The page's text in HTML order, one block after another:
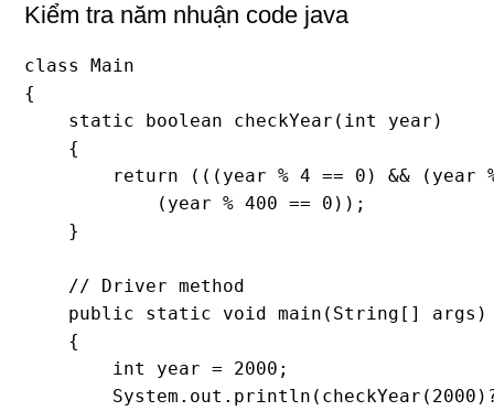
Kiểm tra năm nhuận code java
class Main
{
    static boolean checkYear(int year)
    {
            (year % 400 == 0));
    }
    // Driver method
public static void main(String[]
    {
        int year = 2000;